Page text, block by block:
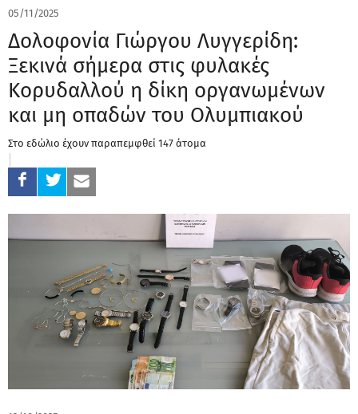
05/11/2025
Δολοφονία Γιώργου Λυγγερίδη:
Ξεκινά σήμερα στις φυλακές
Κορυδαλλού η δίκη οργανωμένων
και μη οπαδών του Ολυμπιακού
Στο εδώλιο έχουν παραπεμφθεί 147 άτομα